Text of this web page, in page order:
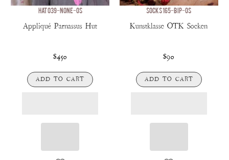
HAT 039-NONE-OS
Appliqué Parnassus Hut
$450
ADD TO CART
SOCKS 165-BIP-OS
Kunstklasse OTK Socken
$90
ADD TO CART